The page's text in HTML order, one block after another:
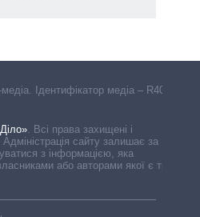
Ідентифікатор медіа – R40-
. Всі права захищені і
сайту залишає за
з інформацією, яка
або авторами якої є треті